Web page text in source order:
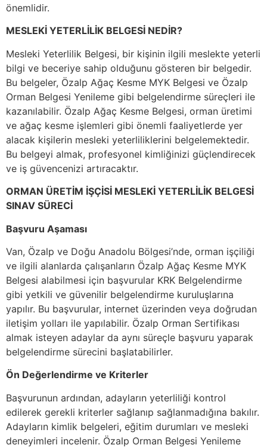
önemlidir.
MESLEKİ YETERLİLİK BELGESİ NEDİR?
Mesleki Yeterlilik Belgesi, bir kişinin ilgili meslekte yeterli
bilgi ve beceriye sahip olduğunu gösteren bir belgedir.
Bu belgeler, Özalp Ağaç Kesme MYK Belgesi ve Özalp
Orman Belgesi Yenileme gibi belgelendirme süreçleri ile
kazanılabilir. Özalp Ağaç Kesme Belgesi, orman üretimi
ve ağaç kesme işlemleri gibi önemli faaliyetlerde yer
alacak kişilerin mesleki yeterliliklerini belgelemektedir.
Bu belgeyi almak, profesyonel kimliğinizi güçlendirecek
ve iş güvencenizi artıracaktır.
ORMAN ÜRETİM İŞÇİSİ MESLEKİ YETERLİLİK BELGESİ
SINAV SÜRECİ
Başvuru Aşaması
Van, Özalp ve Doğu Anadolu Bölgesi’nde, orman işçiliği
ve ilgili alanlarda çalışanların Özalp Ağaç Kesme MYK
Belgesi alabilmesi için başvurular KRK Belgelendirme
gibi yetkili ve güvenilir belgelendirme kuruluşlarına
yapılır. Bu başvurular, internet üzerinden veya doğrudan
iletişim yolları ile yapılabilir. Özalp Orman Sertifikası
almak isteyen adaylar da aynı süreçle başvuru yaparak
belgelendirme sürecini başlatabilirler.
Ön Değerlendirme ve Kriterler
Başvurunun ardından, adayların yeterliliği kontrol
edilerek gerekli kriterler sağlanıp sağlanmadığına bakılır.
Adayların kimlik belgeleri, eğitim durumları ve mesleki
deneyimleri incelenir. Özalp Orman Belgesi Yenileme